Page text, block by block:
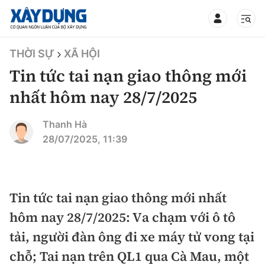
TIN BỘ XÂY DỰNG
CHUYÊN MỤC
Thời sự
Chính trị
Xã hội
Xây dựng
Chỉ đạo điều hành
Giao thông
THỜI SỰ XÃ HỘI
Tin tức tai nạn giao thông mới
nhất hôm nay 28/7/2025
Thanh Hà
28/07/2025, 11:39
Tin tức tai nạn giao thông mới nhất
hôm nay 28/7/2025: Va chạm với ô tô
tải, người đàn ông đi xe máy tử vong tại
chỗ; Tai nạn trên QL1 qua Cà Mau, một